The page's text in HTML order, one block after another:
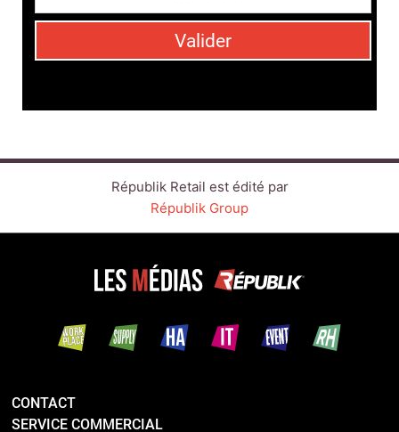
SERVICE COMMERCIAL
SUIVEZ-NOUS : LINKEDINTWITTERFACEBOOK
YOUTUBE
PLAN DU SITE